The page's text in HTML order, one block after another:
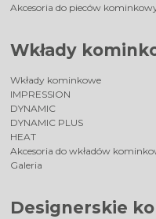
Akcesoria do pieców
Wkłady
Wkłady kominkowe
IMPRESSION
DYNAMIC
DYNAMIC PLUS
HEAT
Akcesoria do wkładów
Galeria
Designerskie